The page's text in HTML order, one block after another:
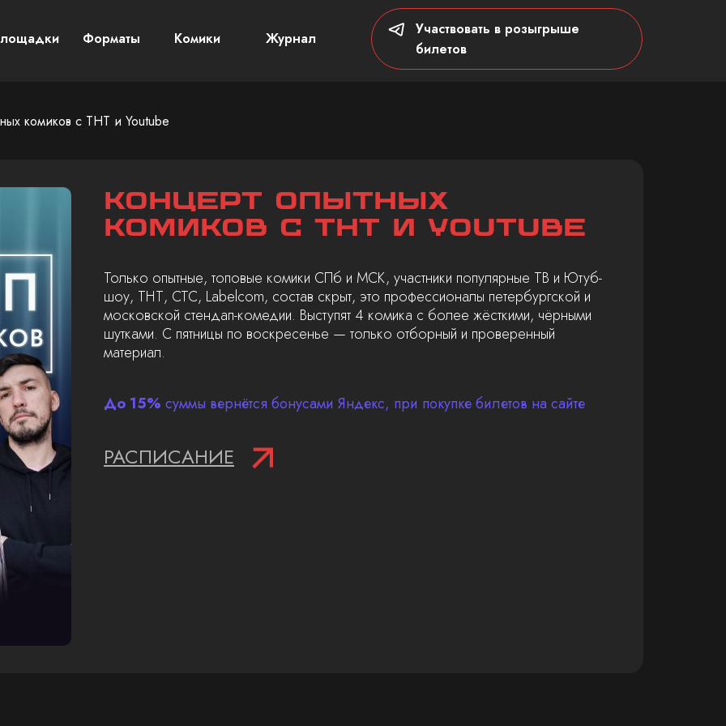
Форматы Комики Журнал
Участвовать в розыгрыше
билетов
комиков с ТНТ и Youtube
Концерт опытных
комиков с ТНТ и Youtube
Только опытные, топовые комики СПб и МСК, участники популярные ТВ и Ютуб-
шоу, ТНТ, СТС, Labelcom, состав скрыт, это профессионалы петербургской и
московской стендап-комедии. Выступят 4 комика с более жёсткими, чёрными
шутками. С пятницы по воскресенье — только отборный и проверенный
материал.
До 15% суммы вернётся бонусами Яндекс, при покупке билетов на сайте
РАСПИСАНИЕ